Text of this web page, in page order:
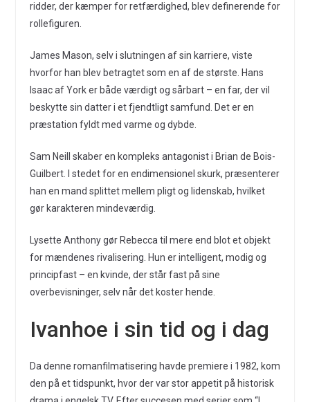
ridder, der kæmper for retfærdighed, blev definerende for
rollefiguren.
James Mason, selv i slutningen af sin karriere, viste
hvorfor han blev betragtet som en af de største. Hans
Isaac af York er både værdigt og sårbart – en far, der vil
beskytte sin datter i et fjendtligt samfund. Det er en
præstation fyldt med varme og dybde.
Sam Neill skaber en kompleks antagonist i Brian de Bois-
Guilbert. I stedet for en endimensionel skurk, præsenterer
han en mand splittet mellem pligt og lidenskab, hvilket
gør karakteren mindeværdig.
Lysette Anthony gør Rebecca til mere end blot et objekt
for mændenes rivalisering. Hun er intelligent, modig og
principfast – en kvinde, der står fast på sine
overbevisninger, selv når det koster hende.
Ivanhoe i sin tid og i dag
Da denne romanfilmatisering havde premiere i 1982, kom
den på et tidspunkt, hvor der var stor appetit på historisk